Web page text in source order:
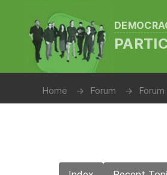
Home Forum Forum